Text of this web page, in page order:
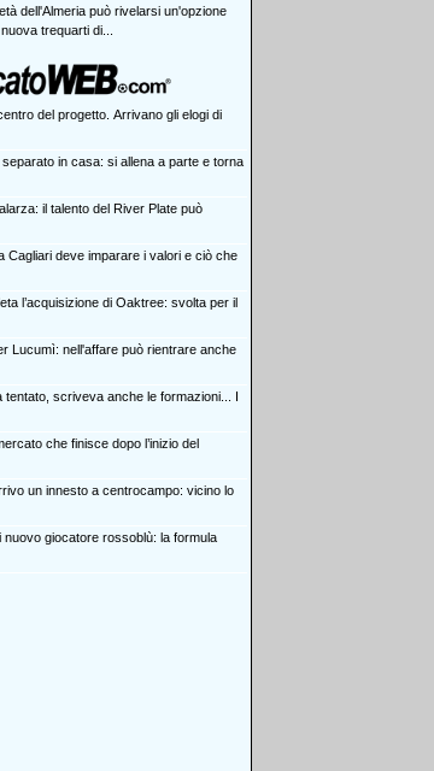
dell'Almeria può rivelarsi un'opzione
trequarti di...
del progetto. Arrivano gli elogi di
in casa: si allena a parte e torna
il talento del River Plate può
Cagliari deve imparare i valori e ciò che
l’acquisizione di Oaktree: svolta per il
Lucumì: nell'affare può rientrare anche
tentato, scriveva anche le formazioni... I
che finisce dopo l’inizio del
un innesto a centrocampo: vicino lo
nuovo giocatore rossoblù: la formula